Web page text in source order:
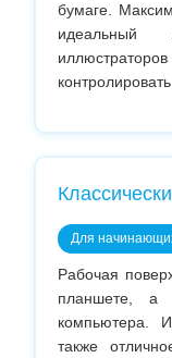
бумаге.
идеальный
Для
Рабочая
планшете, а
компьютера.
также